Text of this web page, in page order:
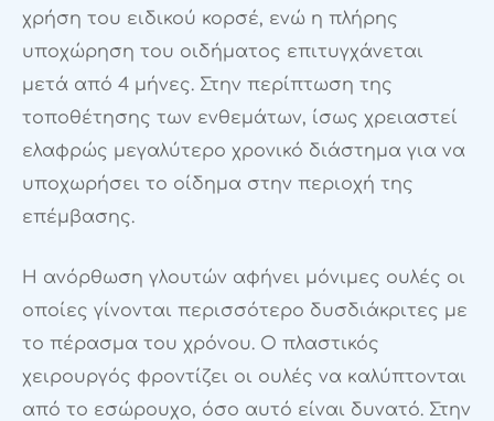
χρήση του ειδικού κορσέ, ενώ η πλήρης
υποχώρηση του οιδήματος επιτυγχάνεται
μετά από 4 μήνες. Στην περίπτωση της
τοποθέτησης των ενθεμάτων, ίσως χρειαστεί
ελαφρώς μεγαλύτερο χρονικό διάστημα για να
υποχωρήσει το οίδημα στην περιοχή της
επέμβασης.
Η ανόρθωση γλουτών αφήνει μόνιμες ουλές οι
οποίες γίνονται περισσότερο δυσδιάκριτες με
το πέρασμα του χρόνου. Ο πλαστικός
χειρουργός φροντίζει οι ουλές να καλύπτονται
από το εσώρουχο, όσο αυτό είναι δυνατό. Στην